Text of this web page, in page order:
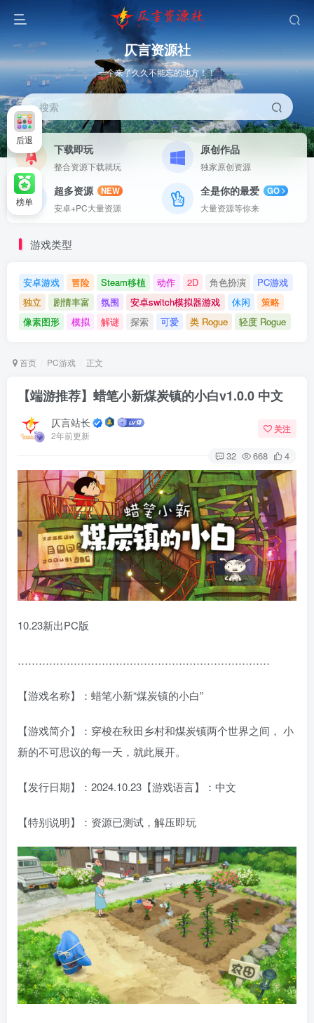
仄言资源社
一个来了久久不能忘的地方！！
搜索
下载即玩
整合资源下载就玩
原创作品
独家原创资源
超多资源
NEW
安卓+PC大量资源
全是你的最爱
GO
大量资源等你来
游戏类型
安卓游戏 冒险 Steam移植 动作 2D 角色扮演
PC游戏
独立
剧情丰富 氛围 安卓switch模拟器游戏 休闲
策略
像素图形
模拟 解谜 探索 可爱 类 Rogue 轻度 Rogue
首页 PC游戏 正文
【端游推荐】蜡笔小新煤炭镇的小白v1.0.0 中文
仄言站长
2年前更新
关注
32 668 4
10.23新出PC版
………………………………………………………………
【游戏名称】：蜡笔小新“煤炭镇的小白”
【游戏简介】：穿梭在秋田乡村和煤炭镇两个世界之间， 小
新的不可思议的每一天，就此展开。
【发行日期】：2024.10.23【游戏语言】：中文
【特别说明】：资源已测试，解压即玩
后退
榜单